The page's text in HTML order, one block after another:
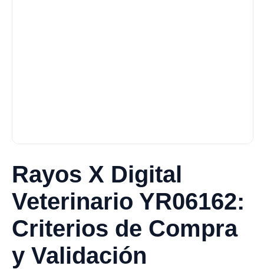
Rayos X Digital
Veterinario YR06162:
Criterios de Compra
y Validación